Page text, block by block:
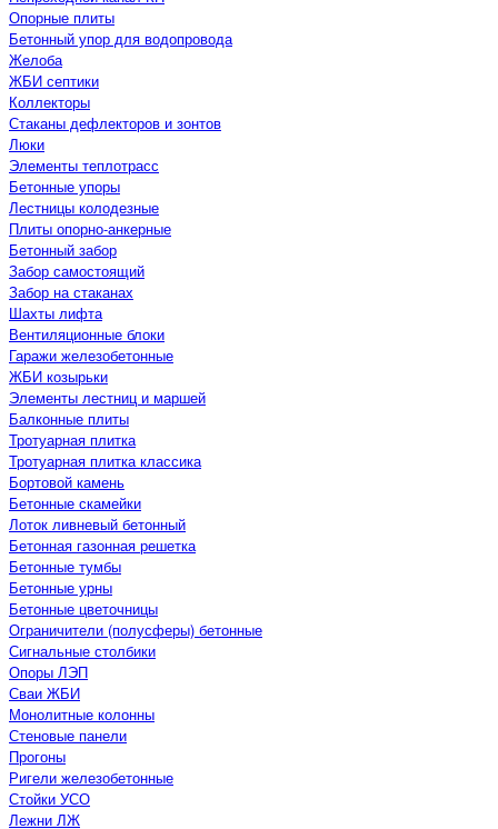
Опорные плиты
Бетонный упор для водопровода
Желоба
ЖБИ септики
Коллекторы
Стаканы дефлекторов и зонтов
Люки
Элементы теплотрасс
Бетонные упоры
Лестницы колодезные
Плиты опорно-анкерные
Бетонный забор
Забор самостоящий
Забор на стаканах
Шахты лифта
Вентиляционные блоки
Гаражи железобетонные
ЖБИ козырьки
Элементы лестниц и маршей
Балконные плиты
Тротуарная плитка
Тротуарная плитка классика
Бортовой камень
Бетонные скамейки
Лоток ливневый бетонный
Бетонная газонная решетка
Бетонные тумбы
Бетонные урны
Бетонные цветочницы
Ограничители (полусферы) бетонные
Сигнальные столбики
Опоры ЛЭП
Сваи ЖБИ
Монолитные колонны
Стеновые панели
Прогоны
Ригели железобетонные
Стойки УСО
Лежни ЛЖ